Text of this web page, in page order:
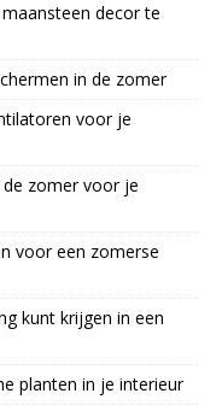
decor te
in de zomer
voor je
de zomer voor je
voor een zomerse
kunt krijgen in een
planten in je interieur